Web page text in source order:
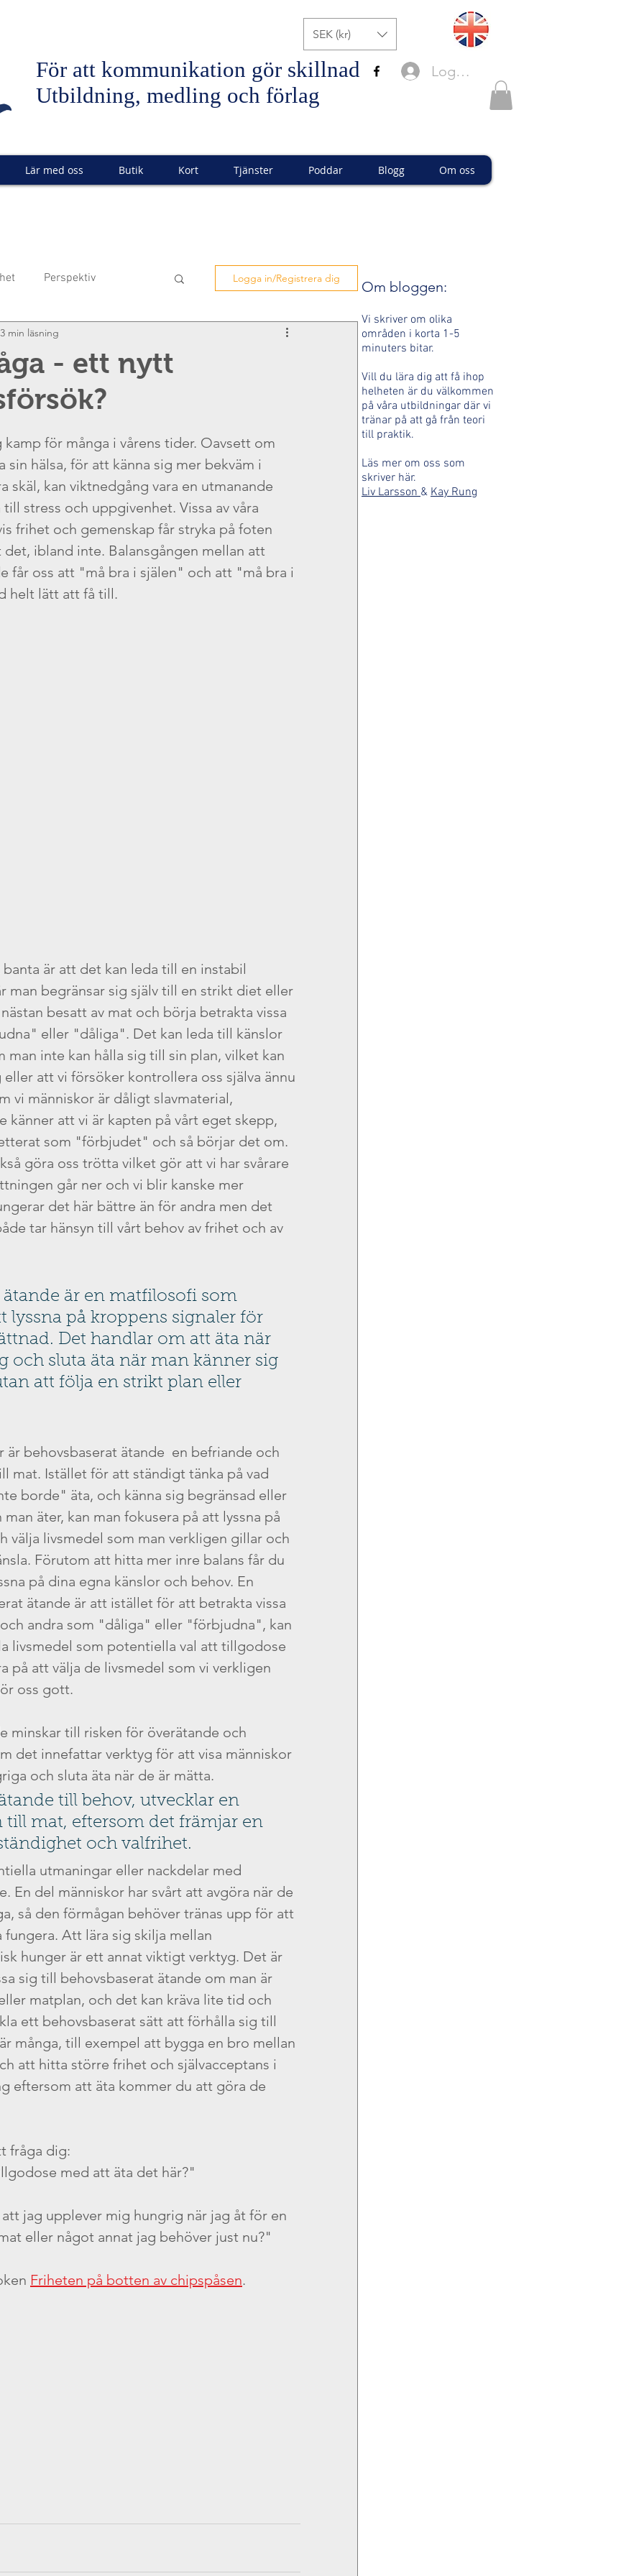
SEK (kr)
För att kommunikation gör skillnad
Utbildning, medling och förlag
Logga in
Lär med oss Butik Kort Tjänster Poddar Blogg Om oss
Perspektiv
Makt Observation
Motivation Skam
Ärlighet NVC
Ordet NEJ
Logga in/Registrera dig
- ett nytt
3 min läsning
för många i vårens tider. Oavsett om
hälsa, för att känna sig mer bekväm i
skäl, kan viktnedgång vara en utmanande
stress och uppgivenhet. Vissa av våra
frihet och gemenskap får stryka på foten
ibland inte. Balansgången mellan att
får oss att "må bra i själen" och att "må bra i
helt lätt att få till.
är att det kan leda till en instabil
man begränsar sig själv till en strikt diet eller
besatt av mat och börja betrakta vissa
eller "dåliga". Det kan leda till känslor
man inte kan hålla sig till sin plan, vilket kan
att vi försöker kontrollera oss själva ännu
vi människor är dåligt slavmaterial,
känner att vi är kapten på vårt eget skepp,
som "förbjudet" och så börjar det om.
går ner och vi blir kanske mer
det här bättre än för andra men det
tar hänsyn till vårt behov av frihet och av
ätande är en matfilosofi som
lyssna på kroppens signaler för
Det handlar om att äta när
och sluta äta när man känner sig
att följa en strikt plan eller
är behovsbaserat ätande  en befriande och
mat. Istället för att ständigt tänka på vad
borde" äta, och känna sig begränsad eller
äter, kan man fokusera på att lyssna på
välja livsmedel som man verkligen gillar och
Förutom att hitta mer inre balans får du
på dina egna känslor och behov. En
ätande är att istället för att betrakta vissa
andra som "dåliga" eller "förbjudna", kan
livsmedel som potentiella val att tillgodose
på att välja de livsmedel som vi verkligen
oss gott.
minskar till risken för överätande och
det innefattar verktyg för att visa människor
och sluta äta när de är mätta.
till behov, utvecklar en
till mat, eftersom det främjar en
och valfrihet.
utmaningar eller nackdelar med
En del människor har svårt att avgöra när de
så den förmågan behöver tränas upp för att
Att lära sig skilja mellan
hunger är ett annat viktigt verktyg. Det är
sig till behovsbaserat ätande om man är
matplan, och det kan kräva lite tid och
ett behovsbaserat sätt att förhålla sig till
många, till exempel att bygga en bro mellan
att hitta större frihet och självacceptans i
eftersom att äta kommer du att göra de
fråga dig:
med att äta det här?"
jag upplever mig hungrig när jag åt för en
eller något annat jag behöver just nu?"
Friheten på botten av chipspåsen.
Om bloggen:
Vi skriver om olika
områden i korta 1-5
minuters bitar.
Vill du lära dig att få ihop
helheten är du välkommen
på våra utbildningar där vi
tränar på att gå från teori
till praktik.
Läs mer om oss som
skriver här.
Liv Larsson & Kay Rung